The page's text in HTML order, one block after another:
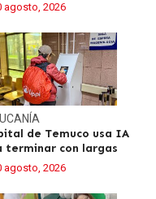
agosto, 2026
de Temuco usa IA
terminar con largas
agosto, 2026